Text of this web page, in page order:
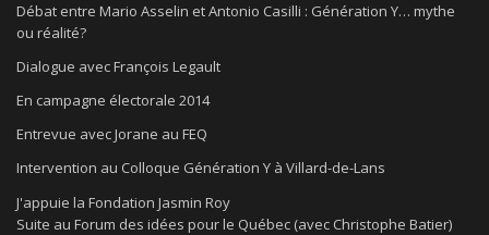
Débat entre Mario Asselin et Antonio Casilli : Génération Y… mythe
ou réalité?
Dialogue avec François Legault
En campagne électorale 2014
Entrevue avec Jorane au FEQ
Intervention au Colloque Génération Y à Villard-de-Lans
J'appuie la Fondation Jasmin Roy
Suite au Forum des idées pour le Québec (avec Christophe Batier)